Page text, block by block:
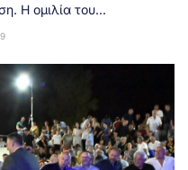
Η ομιλία του...